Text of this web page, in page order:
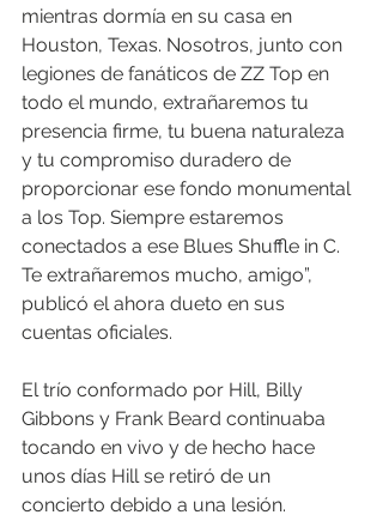
mientras dormía en su casa en
Houston, Texas. Nosotros, junto con
legiones de fanáticos de ZZ Top en
todo el mundo, extrañaremos tu
presencia firme, tu buena naturaleza
y tu compromiso duradero de
proporcionar ese fondo monumental
a los Top. Siempre estaremos
conectados a ese Blues Shuffle in C.
Te extrañaremos mucho, amigo”,
publicó el ahora dueto en sus
cuentas oficiales.
El trío conformado por Hill, Billy
Gibbons y Frank Beard continuaba
tocando en vivo y de hecho hace
unos días Hill se retiró de un
concierto debido a una lesión.